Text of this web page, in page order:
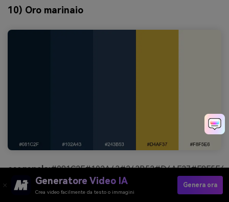
10) Oro marinaio
esagonale:#081C2F#102A43#243B53#D4AF37#F8F5E6
umore:
Generatore Video IA
Crea video facilmente da testo o immagini
Genera ora